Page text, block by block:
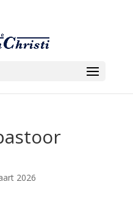
2026